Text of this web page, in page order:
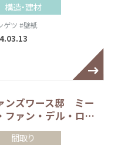
構造・建材
ゲツ #壁紙
ンズワース邸 ミー
ファン・デル・ロ…
間取り